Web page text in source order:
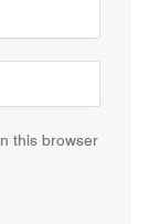
this browser